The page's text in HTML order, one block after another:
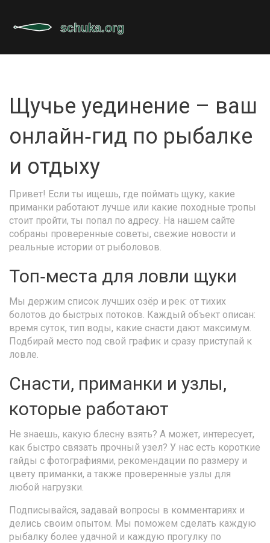
Щучье уединение – ваш
онлайн‑гид по рыбалке
и отдыху
Привет! Если ты ищешь, где поймать щуку, какие
приманки работают лучше или какие походные тропы
стоит пройти, ты попал по адресу. На нашем сайте
собраны проверенные советы, свежие новости и
реальные истории от рыболовов.
Топ‑места для ловли щуки
Мы держим список лучших озёр и рек: от тихих
болотов до быстрых потоков. Каждый объект описан:
время суток, тип воды, какие снасти дают максимум.
Подбирай место под свой график и сразу приступай к
ловле.
Снасти, приманки и узлы,
которые работают
Не знаешь, какую блесну взять? А может, интересует,
как быстро связать прочный узел? У нас есть короткие
гайды с фотографиями, рекомендации по размеру и
цвету приманки, а также проверенные узлы для
любой нагрузки.
Подписывайся, задавай вопросы в комментариях и
делись своим опытом. Мы поможем сделать каждую
рыбалку более удачной и каждую прогулку по